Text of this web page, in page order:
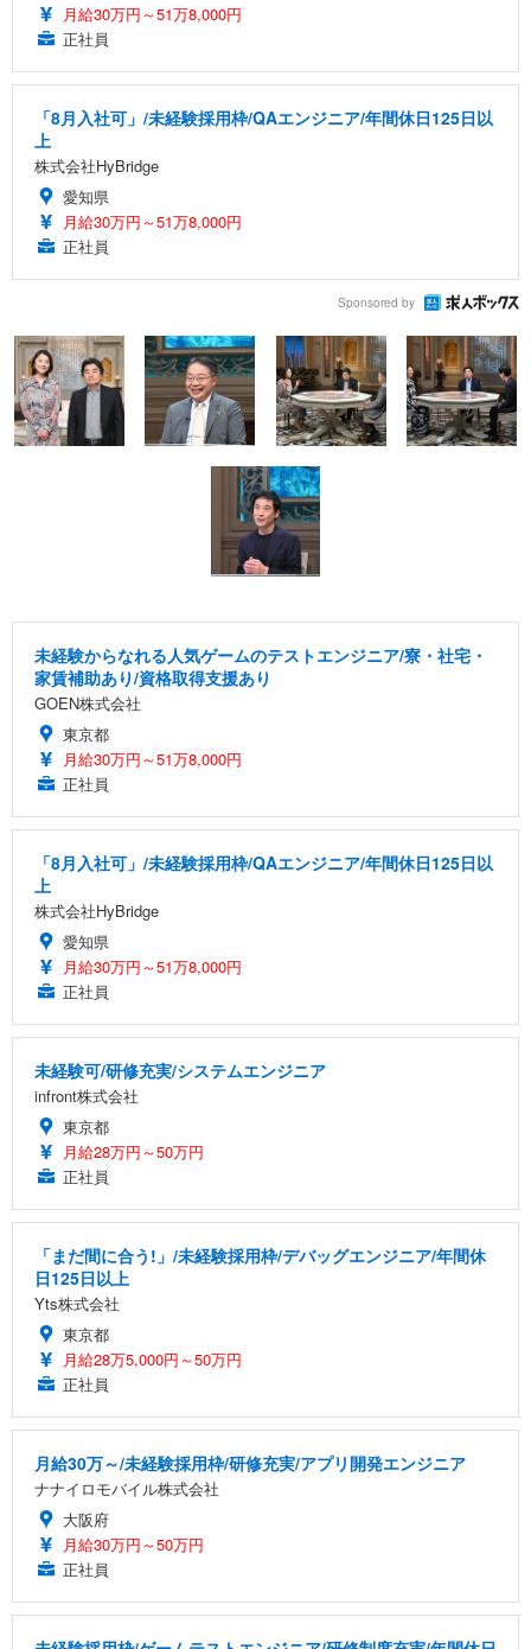
月給30万円～51万8,000円
正社員
「8月入社可」/未経験採用枠/QAエンジニア/年間休日125日以
上
株式会社HyBridge
愛知県
月給30万円～51万8,000円
正社員
Sponsored by
未経験からなれる人気ゲームのテストエンジニア/寮・社宅・
家賃補助あり/資格取得支援あり
GOEN株式会社
東京都
月給30万円～51万8,000円
正社員
「8月入社可」/未経験採用枠/QAエンジニア/年間休日125日以
上
株式会社HyBridge
愛知県
月給30万円～51万8,000円
正社員
未経験可/研修充実/システムエンジニア
infront株式会社
東京都
月給28万円～50万円
正社員
「まだ間に合う!」/未経験採用枠/デバッグエンジニア/年間休
日125日以上
Yts株式会社
東京都
月給28万5,000円～50万円
正社員
月給30万～/未経験採用枠/研修充実/アプリ開発エンジニア
ナナイロモバイル株式会社
大阪府
月給30万円～50万円
正社員